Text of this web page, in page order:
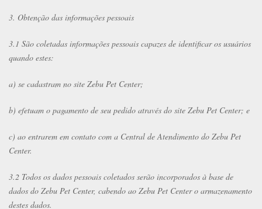
3. Obtenção das informações pessoais
3.1 São coletadas informações pessoais capazes de identificar os usuários
quando estes:
a) se cadastram no site Zebu Pet Center;
b) efetuam o pagamento de seu pedido através do site Zebu Pet Center; e
c) ao entrarem em contato com a Central de Atendimento do Zebu Pet
Center.
3.2 Todos os dados pessoais coletados serão incorporados à base de
dados do Zebu Pet Center, cabendo ao Zebu Pet Center o armazenamento
destes dados.